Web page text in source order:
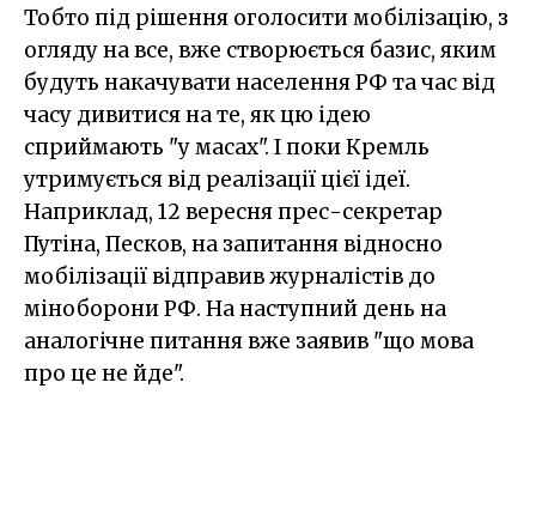
Тобто під рішення оголосити мобілізацію, з
огляду на все, вже створюється базис, яким
будуть накачувати населення РФ та час від
часу дивитися на те, як цю ідею
сприймають "у масах". І поки Кремль
утримується від реалізації цієї ідеї.
Наприклад, 12 вересня прес-секретар
Путіна, Песков, на запитання відносно
мобілізації відправив журналістів до
міноборони РФ. На наступний день на
аналогічне питання вже заявив "що мова
про це не йде".